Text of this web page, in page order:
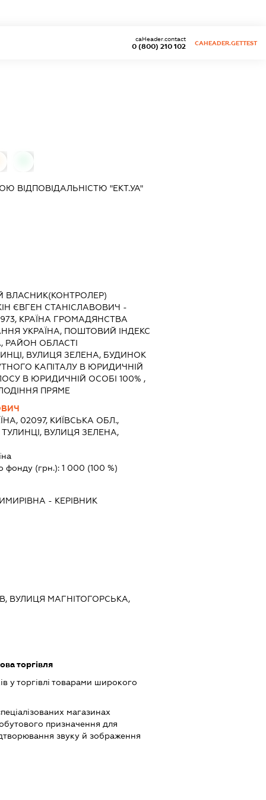
0 (800) 210 102
caHeader.contact
CAHEADER.GETTEST
ВІДПОВІДАЛЬНІСТЮ "ЕКТ.УА"
ВЛАСНИК(КОНТРОЛЕР)
ЄВГЕН СТАНІСЛАВОВИЧ -
КРАЇНА ГРОМАДЯНСТВА
УКРАЇНА, ПОШТОВИЙ ІНДЕКС
РАЙОН ОБЛАСТІ
ВУЛИЦЯ ЗЕЛЕНА, БУДИНОК
КАПІТАЛУ В ЮРИДИЧНІЙ
В ЮРИДИЧНІЙ ОСОБІ 100% ,
ПРЯМЕ
02097, КИЇВСЬКА ОБЛ.,
ВУЛИЦЯ ЗЕЛЕНА,
фонду (грн.): 1 000 (100 %)
- КЕРІВНИК
ВУЛИЦЯ МАГНІТОГОРСЬКА,
торгівля
у торгівлі товарами широкого
магазинах
призначення для
звуку й зображення